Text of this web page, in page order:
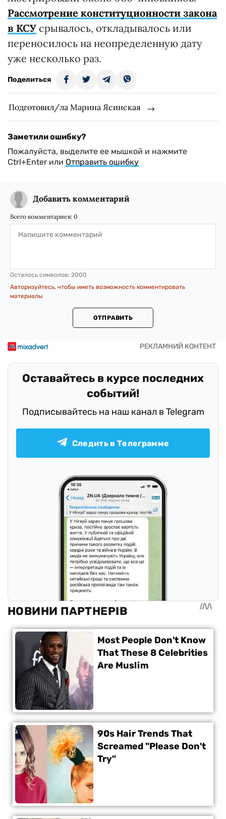
Рассмотрение конституционности закона
в КСУ срывалось, откладывалось или
переносилось на неопределенную дату
уже несколько раз.
Поделиться
Подготовил/ла Марина Ясинская
Заметили ошибку?
Пожалуйста, выделите ее мышкой и нажмите
Ctrl+Enter или Отправить ошибку
Добавить комментарий
Всего комментариев: 0
Осталось символов: 2000
Авторизуйтесь, чтобы иметь возможность комментировать
материалы
ОТПРАВИТЬ
Оставайтесь в курсе последних
событий!
Подписывайтесь на наш канал в Telegram
Следить в Телеграмме